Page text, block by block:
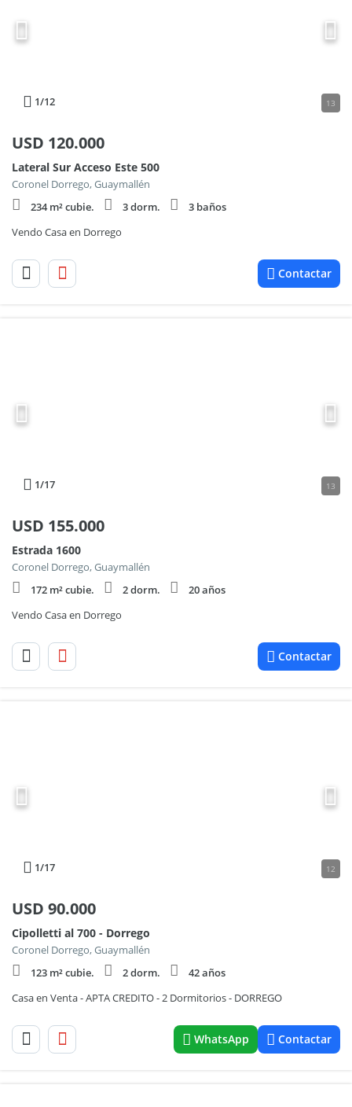
1/12 13
USD 120.000
Lateral Sur Acceso Este 500
Coronel Dorrego, Guaymallén
234 m² cubie.
3 dorm.
3 baños
Vendo Casa en Dorrego
Contactar
1/17 13
USD 155.000
Estrada 1600
Coronel Dorrego, Guaymallén
172 m² cubie.
2 dorm.
20 años
Vendo Casa en Dorrego
Contactar
1/17 12
USD 90.000
Cipolletti al 700 - Dorrego
Coronel Dorrego, Guaymallén
123 m² cubie.
2 dorm.
42 años
Casa en Venta - APTA CREDITO - 2 Dormitorios - DORREGO
WhatsApp Contactar